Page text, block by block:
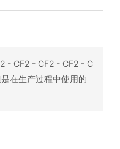
- CF2 - CF2 - CF2 - C
在生产过程中使用的